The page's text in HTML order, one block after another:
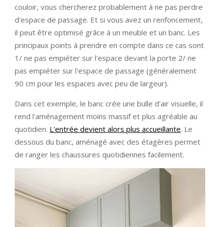
couloir, vous chercherez probablement à ne pas perdre
d'espace de passage. Et si vous avez un renfoncement,
il peut être optimisé grâce à un meuble et un banc. Les
principaux points à prendre en compte dans ce cas sont
1/ ne pas empiéter sur l'espace devant la porte 2/ ne
pas empiéter sur l'espace de passage (généralement
90 cm pour les espaces avec peu de largeur).
Dans cet exemple, le banc crée une bulle d'air visuelle, il
rend l'aménagement moins massif et plus agréable au
quotidien. L'entrée devient alors plus accueillante. Le
dessous du banc, aménagé avec des étagères permet
de ranger les chaussures quotidiennes facilement.